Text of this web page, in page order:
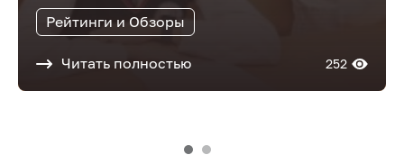
Рейтинги и Обзоры
Читать полностью 252